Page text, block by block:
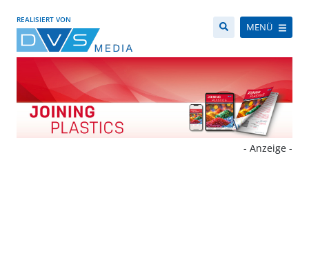
REALISIERT VON
MENÜ
- Anzeige -